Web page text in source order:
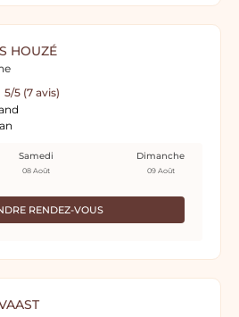
HOUZÉ
5/5 (7 avis)
RENDEZ-VOUS
Samedi
08 Août
Dimanche
09 Août